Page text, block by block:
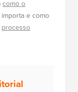
como o
e como
processo